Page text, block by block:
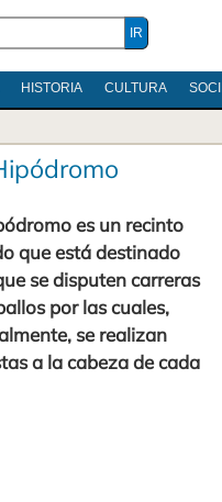
HISTORIA CULTURA
es un recinto
que está destinado
se disputen carreras
por las cuales,
se realizan
a la cabeza de cada